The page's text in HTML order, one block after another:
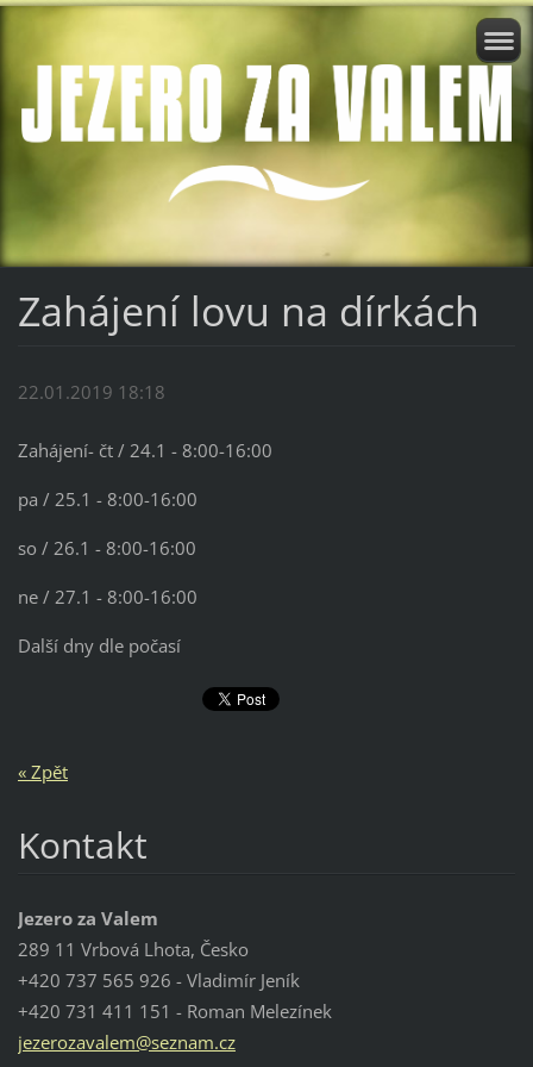
Zahájení lovu na dírkách
22.01.2019 18:18
Zahájení- čt / 24.1 - 8:00-16:00
pa / 25.1 - 8:00-16:00
so / 26.1 - 8:00-16:00
ne / 27.1 - 8:00-16:00
Další dny dle počasí
« Zpět
Kontakt
Jezero za Valem
289 11 Vrbová Lhota, Česko
+420 737 565 926 - Vladimír Jeník
+420 731 411 151 - Roman Melezínek
jezerozavalem@seznam.cz